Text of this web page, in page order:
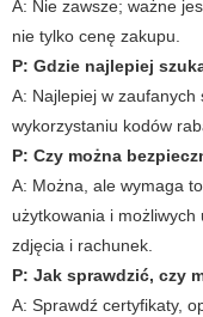
A: Nie zawsze; ważne
nie tylko cenę zakupu.
P: Gdzie najlepiej
A: Najlepiej w
wykorzystaniu kodów
P: Czy można
A: Można, ale wymaga
użytkowania i
zdjęcia i rachunek.
P: Jak sprawdzić, czy
A: Sprawdź certyfikaty,